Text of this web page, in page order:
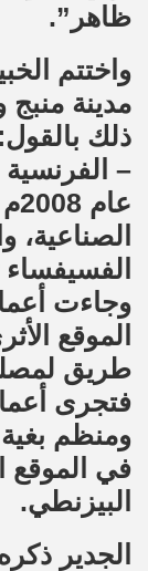
ظاهر”.
واختتم
مدينة
ذلك
–
وجاءت
الموقع
طريق
فتجرى
ومنظم
في الموقع
البيزنطي.
الجدير